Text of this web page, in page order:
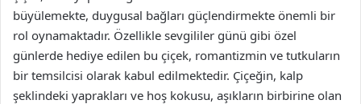
büyülemekte, duygusal bağları güçlendirmekte önemli bir
rol oynamaktadır. Özellikle sevgililer günü gibi özel
günlerde hediye edilen bu çiçek, romantizmin ve tutkuların
bir temsilcisi olarak kabul edilmektedir. Çiçeğin, kalp
şeklindeki yaprakları ve hoş kokusu, aşıkların birbirine olan